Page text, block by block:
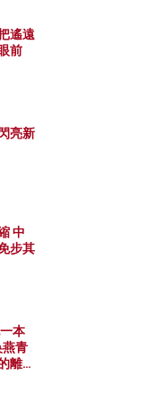
遙遠
前
亮新
中
步其
本
青
離島